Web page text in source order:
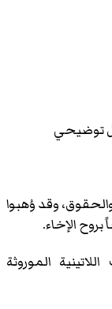
توضيحي
وقد وُهبوا
الإخاء.
الموروثة